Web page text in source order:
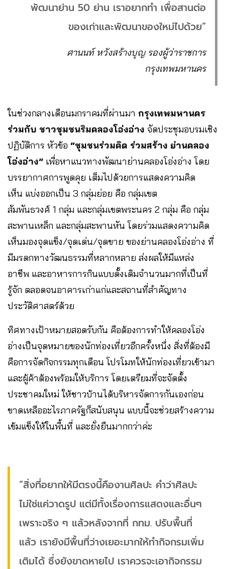
พัฒนาย่าน 50 ย่าน เราอยากทำ เพื่อสานต่อ
ของเก่าและพัฒนาของใหม่ไปด้วย”
ศานนท์ หวังสร้างบุญ รองผู้ว่าราชการ
กรุงเทพมหานคร
ในช่วงกลางเดือนมกราคมที่ผ่านมา กรุงเทพมหานคร
ร่วมกับ ชาวชุมชนริมคลองโอ่งอ่าง จัดประชุมอบรมเชิง
ปฏิบัติการ หัวข้อ “ชุมชนร่วมคิด ร่วมสร้าง ย่านคลอง
โอ่งอ่าง” เพื่อหาแนวทางพัฒนาย่านคลองโอ่งอ่าง โดย
บรรยากาศการพูดคุย เต็มไปด้วยการแสดงความคิด
เห็น แบ่งออกเป็น 3 กลุ่มย่อย คือ กลุ่มเขต
สัมพันธวงศ์ 1 กลุ่ม และกลุ่มเขตพระนคร 2 กลุ่ม คือ กลุ่ม
สะพานเหล็ก และกลุ่มสะพานหัน โดยร่วมแสดงความคิด
เห็นมองจุดแข็ง/จุดเด่น/จุดขาย ของย่านคลองโอ่งอ่าง ที่
มีมรดกทางวัฒนธรรมที่หลากหลาย ส่งผลให้มีแหล่ง
อาชีพ และอาหารการกินแบบดั้งเดิมจำนวนมากที่เป็นที่
รู้จัก ตลอดจนอาคารเก่าแก่และสถานที่สำคัญทาง
ประวัติศาสตร์ด้วย
ทิศทางเป้าหมายสอดรับกัน คือต้องการทำให้คลองโอ่ง
อ่างเป็นจุดหมายของนักท่องเที่ยวอีกครั้งหนึ่ง สิ่งที่ต้องมี
คือการจัดกิจกรรมทุกเดือน โปรโมทให้นักท่องเที่ยวเข้ามา
และผู้ค้าต้องพร้อมให้บริการ โดยเตรียมที่จะจัดตั้ง
ประชาคมใหม่ ให้ชาวบ้านได้บริหารจัดการกันเองก่อน
ขาดเหลืออะไรภาครัฐก็สนับสนุน แบบนี้จะช่วยสร้างความ
เข้มแข็งให้ในพื้นที่ และยั่งยืนมากกว่าค่ะ
“สิ่งที่อยากให้มีตรงนี้คืองานศิลปะ คำว่าศิลปะ
ไม่ใช่แค่วาดรูป แต่มีทั้งเรื่องการแสดงและอื่นๆ
เพราะจริง ๆ แล้วหลังจากที่ กทม. ปรับพื้นที่
แล้ว เรายังมีพื้นที่ว่างเยอะมากให้ทำกิจกรมเพิ่ม
เติมได้ ซึ่งยังขาดหายไป เราควรจะเอากิจกรรม